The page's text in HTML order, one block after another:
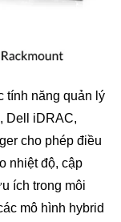
tính năng quản lý
Dell iDRAC,
cho phép điều
nhiệt độ, cập
ích trong môi
mô hình hybrid